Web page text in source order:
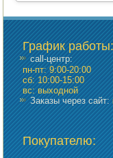
График работы
call-центр:
пн-пт: 9:00-20:00
сб: 10:00-15:00
вс: выходной
Заказы через сайт:
Покупателю: